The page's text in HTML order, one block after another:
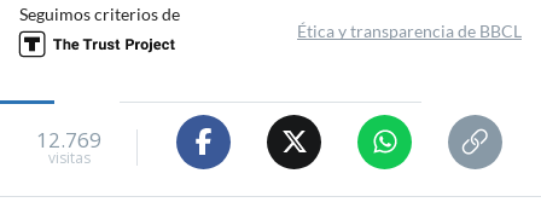
Seguimos criterios de
Ética y transparencia de BBCL
12.769
visitas